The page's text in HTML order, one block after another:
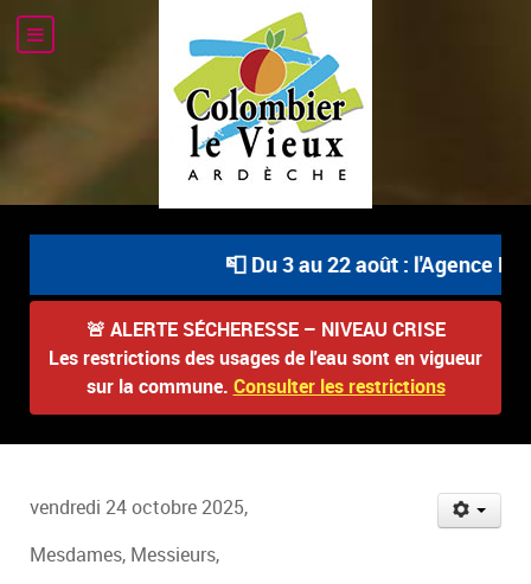
📮 Du 3 au 22 août : l'Agence
🚨 ALERTE SÉCHERESSE – NIVEAU CRISE
Les restrictions des usages de l'eau sont en vigueur
sur la commune. Consulter les restrictions
vendredi 24 octobre 2025,
Mesdames, Messieurs,